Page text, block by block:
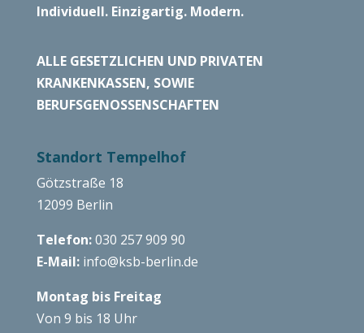
Individuell. Einzigartig. Modern.
ALLE GESETZLICHEN UND PRIVATEN
KRANKENKASSEN, SOWIE
BERUFSGENOSSENSCHAFTEN
Standort Tempelhof
Götzstraße 18
12099 Berlin
Telefon:030 257 909 90
E-Mail: info@ksb-berlin.de
Montag bis Freitag
Von 9 bis 18 Uhr